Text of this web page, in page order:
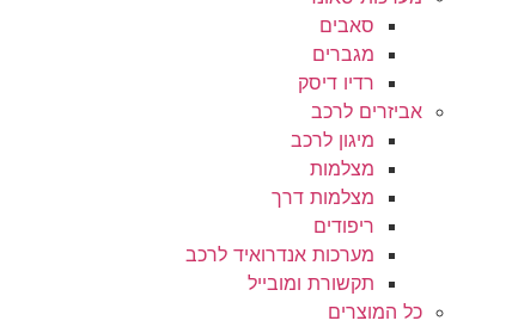
סאבים
מגברים
רדיו דיסק
אביזרים לרכב
מיגון לרכב
מצלמות
מצלמות דרך
ריפודים
מערכות אנדרואיד לרכב
תקשורת ומובייל
כל המוצרים